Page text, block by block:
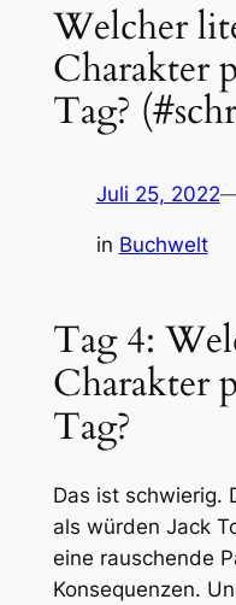
Welcher
Charakter
Tag?
Juli 25, 2022
in Buchwelt
Tag 4:
Charakter
Tag?
Das ist schwierig.
als würden Jack
eine rauschende
Konsequenzen.